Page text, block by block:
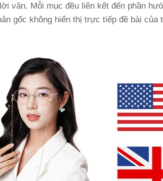
văn. Mỗi mục đều liên kết đến phần
gốc không hiển thị trực tiếp đề bài của